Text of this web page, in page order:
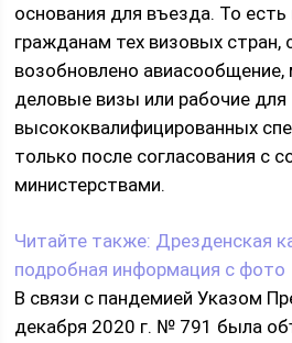
основания для въезда. То
гражданам тех визовых стран,
возобновлено
деловые визы или рабочие для
высококвалифицированных
только после согласования с
министерствами.
Читайте также: Дрезденская
подробная информация с фото
В связи с пандемией Указом
декабря 2020 г. № 791 была